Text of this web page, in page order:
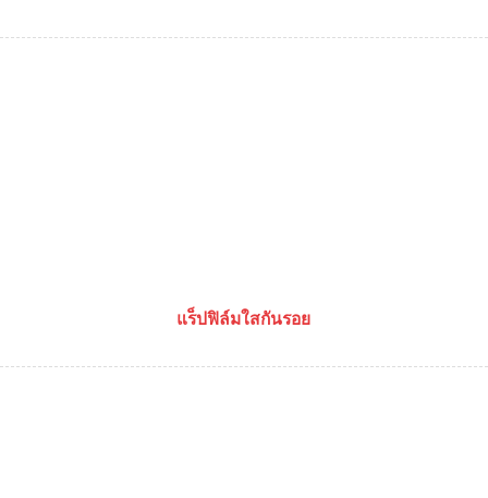
แร็ปฟิล์มใสกันรอย